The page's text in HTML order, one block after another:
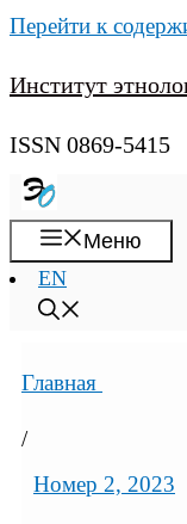
Перейти к
Институт
ISSN 0869-5415
Меню
EN
Главная
/
Номер 2, 2023